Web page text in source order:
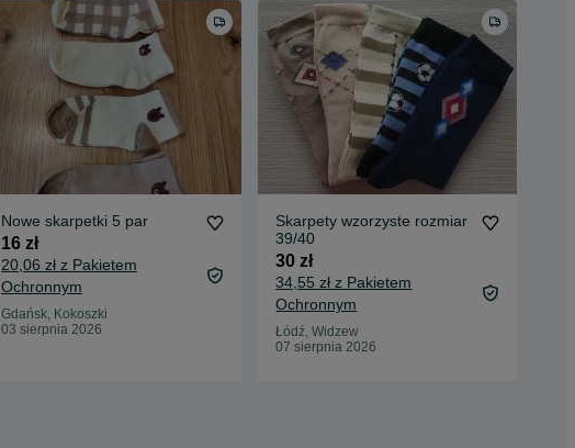
Nowe skarpetki 5 par
16 zł
20,06 zł z Pakietem
Ochronnym
Gdańsk, Kokoszki
03 sierpnia 2026
Skarpety wzorzyste rozmiar
39/40
30 zł
34,55 zł z Pakietem
Ochronnym
Łódź, Widzew
07 sierpnia 2026